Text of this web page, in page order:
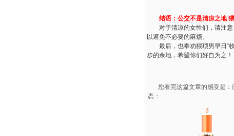
结语：公交不是清凉之地 猥
对于清凉的女性们，请注意
以避免不必要的麻烦。
最后，也奉劝猥琐男早日“收
步的余地，希望你们好自为之！
您看完这篇文章的感受是：
态：
3